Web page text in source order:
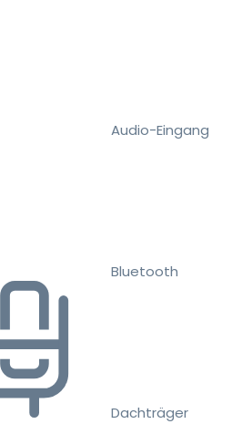
Audio-Eingang
Bluetooth
Dachträger